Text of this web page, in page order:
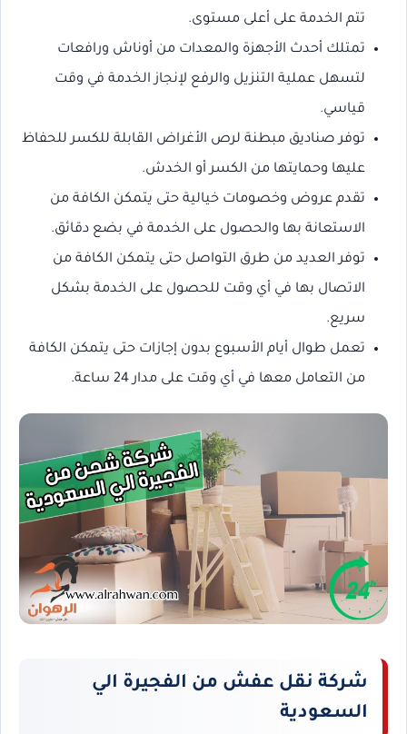
تتم الخدمة على أعلى مستوى.
تمتلك أحدث الأجهزة والمعدات من أوناش ورافعات
لتسهل عملية التنزيل والرفع لإنجاز الخدمة في وقت
قياسي.
توفر صناديق مبطنة لرص الأغراض القابلة للكسر للحفاظ
عليها وحمايتها من الكسر أو الخدش.
تقدم عروض وخصومات خيالية حتى يتمكن الكافة من
الاستعانة بها والحصول على الخدمة في بضع دقائق.
توفر العديد من طرق التواصل حتى يتمكن الكافة من
الاتصال بها في أي وقت للحصول على الخدمة بشكل
سريع.
تعمل طوال أيام الأسبوع بدون إجازات حتى يتمكن الكافة
من التعامل معها في أي وقت على مدار 24 ساعة.
شركة نقل عفش من الفجيرة الي
السعودية